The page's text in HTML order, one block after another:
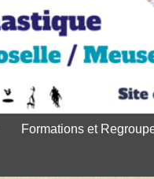
Formations et